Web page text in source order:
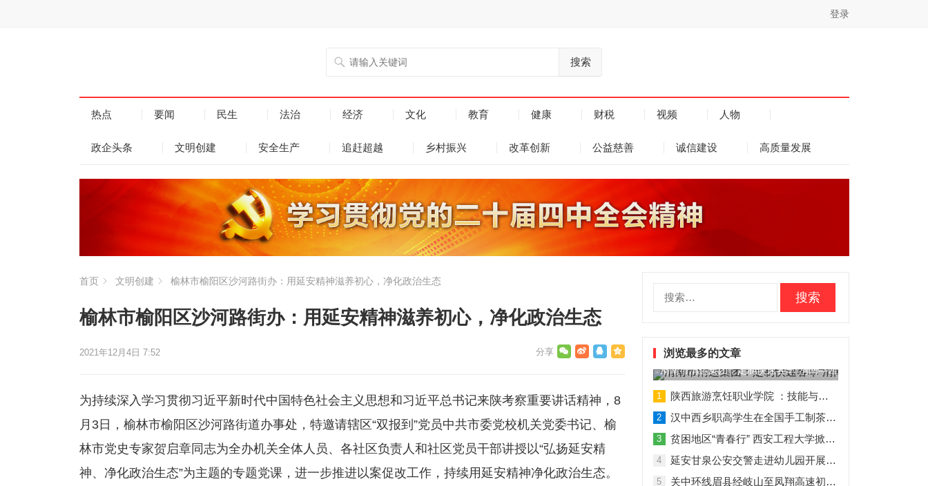
登录
搜索
热点 要闻 民生 法治 经济 文化 教育 健康 财税 视频 人物
政企头条 文明创建 安全生产 追赶超越 乡村振兴 改革创新 公益慈善 诚信建设 高质量发展
首页 文明创建 榆林市榆阳区沙河路街办：用延安精神滋养初心，净化政治生态
榆林市榆阳区沙河路街办：用延安精神滋养初心，净化政治生态
2021年12月4日 7:52
为持续深入学习贯彻习近平新时代中国特色社会主义思想和习近平总书记来陕考察重要讲话精神，8
月3日，榆林市榆阳区沙河路街道办事处，特邀请辖区“双报到”党员中共市委党校机关党委书记、榆
林市党史专家贺启章同志为全办机关全体人员、各社区负责人和社区党员干部讲授以“弘扬延安精
神、净化政治生态”为主题的专题党课，进一步推进以案促改工作，持续用延安精神净化政治生态。
浏览最多的文章
渭南市渭运集团：定制快速客车“渭南—西安”11月1日试运营
1 陕西旅游烹饪职业学院 ：技能与理论并行 人才与企业共赢
2 汉中西乡职高学生在全国手工制茶大赛中创佳绩
3 贫困地区“青春行” 西安工程大学掀起“扶贫热”
4 延安甘泉公安交警走进幼儿园开展交通安全专题讲座活动
5 关中环线眉县经岐山至凤翔高速初步设计获批！